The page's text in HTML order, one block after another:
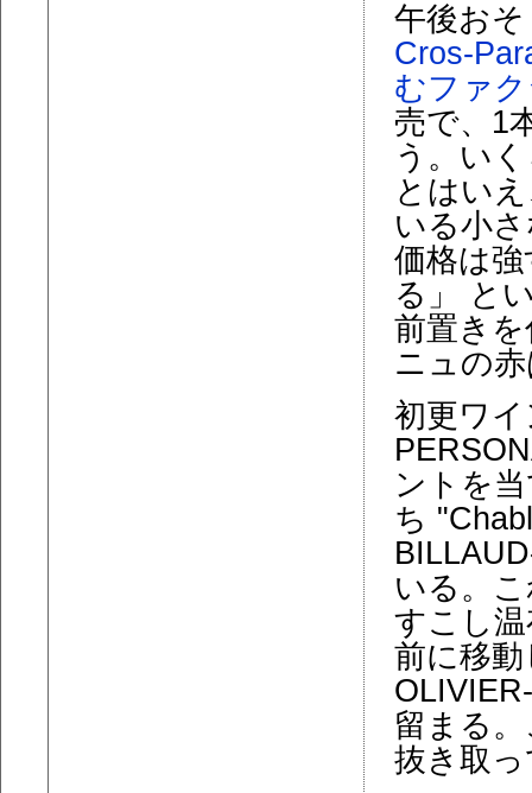
午後お
Cros-
むファ
売で、1
う。い
とはい
いる小
価格は
る」 と
前置き
ニュの
初更ワ
ントを
ち
いる。
すこし
前に移
留まる
抜き取